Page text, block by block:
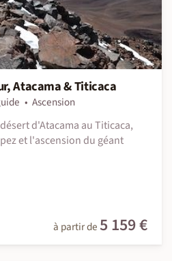
Atacama & Titicaca
Ascension
d'Atacama au Titicaca,
et l'ascension du géant
à partir de 5 159 €